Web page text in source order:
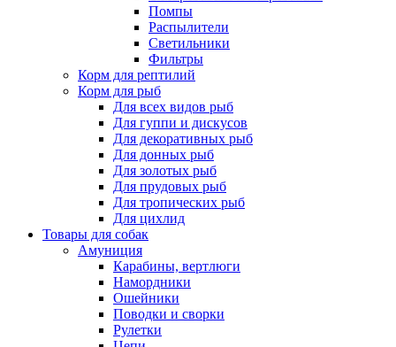
Помпы
Распылители
Светильники
Фильтры
Корм для рептилий
Корм для рыб
Для всех видов рыб
Для гуппи и дискусов
Для декоративных рыб
Для донных рыб
Для золотых рыб
Для прудовых рыб
Для тропических рыб
Для цихлид
Товары для собак
Амуниция
Карабины, вертлюги
Намордники
Ошейники
Поводки и сворки
Рулетки